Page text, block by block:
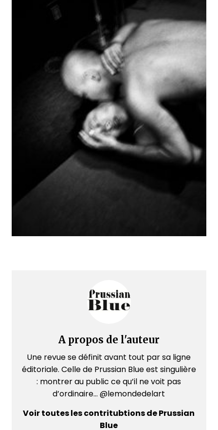
A propos de l'auteur
Une revue se définit avant tout par sa ligne
éditoriale. Celle de Prussian Blue est singulière
: montrer au public ce qu’il ne voit pas
d’ordinaire... @lemondedelart
Voir toutes les contritubtions de Prussian
Blue